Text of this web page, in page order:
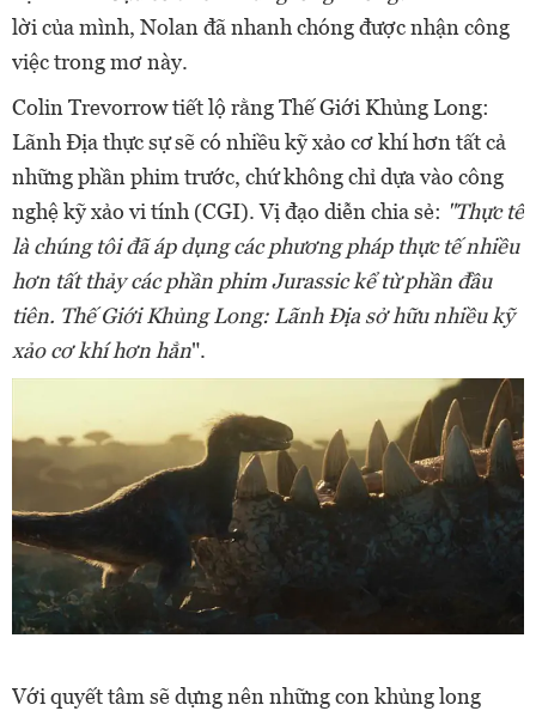
lời của mình, Nolan đã nhanh chóng được nhận công
việc trong mơ này.
Colin Trevorrow tiết lộ rằng Thế Giới Khủng Long:
Lãnh Địa thực sự sẽ có nhiều kỹ xảo cơ khí hơn tất cả
những phần phim trước, chứ không chỉ dựa vào công
nghệ kỹ xảo vi tính (CGI). Vị đạo diễn chia sẻ: "Thực tế
là chúng tôi đã áp dụng các phương pháp thực tế nhiều
hơn tất thảy các phần phim Jurassic kể từ phần đầu
tiên. Thế Giới Khủng Long: Lãnh Địa sở hữu nhiều kỹ
xảo cơ khí hơn hẳn".
Với quyết tâm sẽ dựng nên những con khủng long